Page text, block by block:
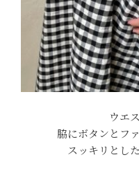
ウエ
脇にボタンとフ
スッキリとし